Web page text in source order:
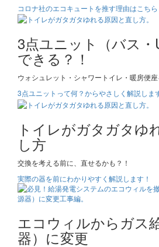
コロナ社のエコキュートを推す理由はこちら
3点ユニット（バス
できる？！
ウォシュレット・シャワートイレ・暖房便
3点ユニットって何？からやさしく解説しま
トイレがガタガタゆ
し方
交換を考える前に、直せるかも？！
実際の器を前にわかりやすく解説します！
エコウィルからガス
器）に変更